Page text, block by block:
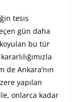
tesis
gün daha
bu tür
de Ankara’nın
yapılan
onlarca kadar